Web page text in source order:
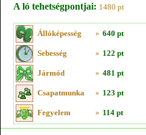
A ló tehetségpontjai: 1480 pt
Állóképesség » 640 pt
Sebesség » 122 pt
Jármód » 481 pt
Csapatmunka » 123 pt
Fegyelem » 114 pt